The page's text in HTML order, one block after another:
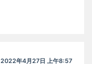
2022年4月27日 上午8:57